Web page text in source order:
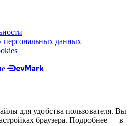
персональных данных
для удобства пользователя. Вы
браузера. Подробнее — в